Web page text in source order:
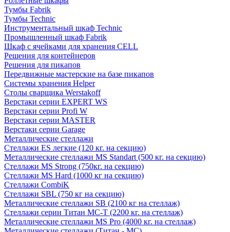
Тумбы Fabrik
Тумбы Technic
Инструментальный шкаф Technic
Промышленный шкаф Fabrik
Шкаф с ячейками для хранения CELL
Решения для контейнеров
Решения для пикапов
Передвижные мастерские на базе пикапов
Системы хранения Helper
Столы сварщика Werstakoff
Верстаки серии EXPERT WS
Верстаки серии Profi W
Верстаки серии MASTER
Верстаки серии Garage
Металлические стеллажи
Стеллажи ES легкие (120 кг. на секцию)
Металлические стеллажи MS Standart (500 кг. на секцию)
Стеллажи MS Strong (750кг. на секцию)
Стеллажи MS Hard (1000 кг на секцию)
Стеллажи CombiK
Стеллажи SBL (750 кг на секцию)
Металлические стеллажи SB (2100 кг на стеллаж)
Стеллажи серии Титан МС-Т (2200 кг. на стеллаж)
Металлические стеллажи MS Pro (4000 кг. на стеллаж)